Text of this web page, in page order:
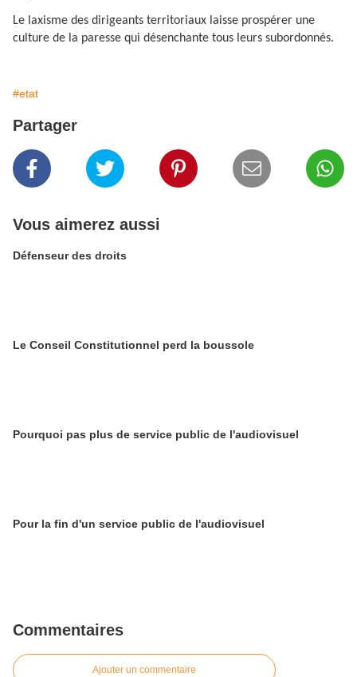
Le laxisme des dirigeants territoriaux laisse prospérer une
culture de la paresse qui désenchante tous leurs subordonnés.
#etat
Partager
Vous aimerez aussi
Défenseur des droits
Le Conseil Constitutionnel perd la boussole
Pourquoi pas plus de service public de l'audiovisuel
Pour la fin d'un service public de l'audiovisuel
Commentaires
Ajouter un commentaire